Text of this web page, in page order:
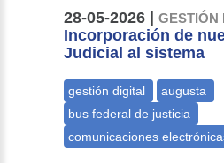
28-05-2026 |GESTIÓN
Incorporación de
Judicial al sistema